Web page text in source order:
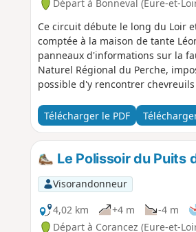
Départ à Bonneval (Eure-et-
Ce circuit débute le long du Loir
comptée à la maison de tante
panneaux d'informations sur la
Naturel Régional du Perche,
possible d'y rencontrer
Télécharger le PDF
Le Polissoir du Puits
Visorandonneur
4,02 km
+4 m -4 m
Départ à Corancez (Eure-et-